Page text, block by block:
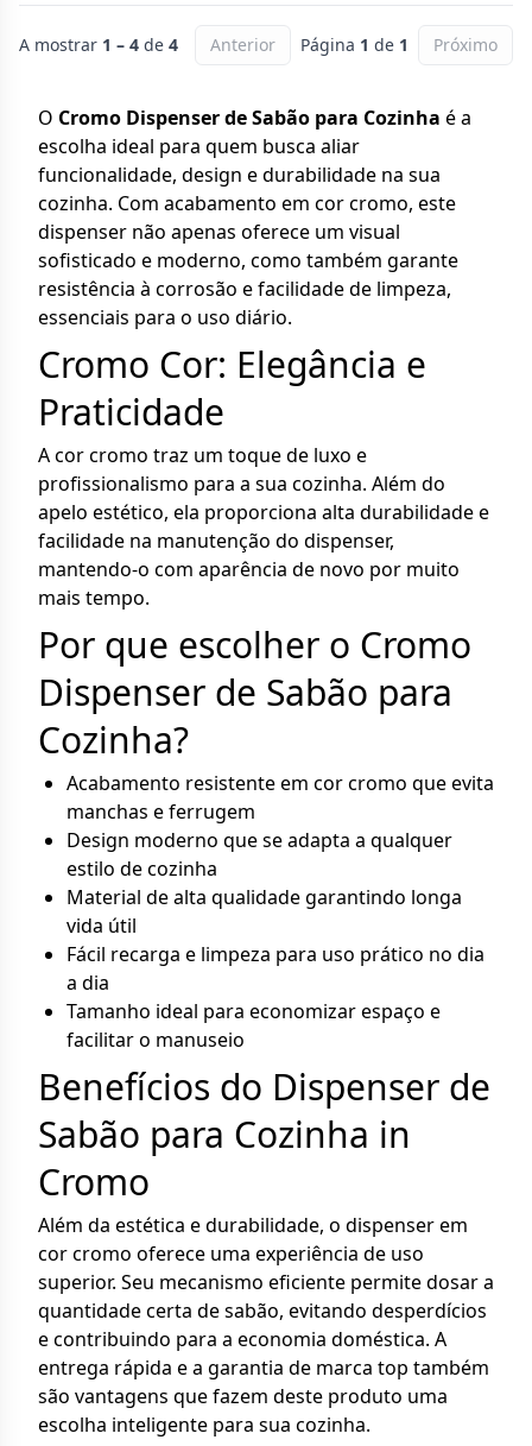
A mostrar 1 – 4 de 4 Anterior Página 1 de 1 Próximo
O Cromo Dispenser de Sabão para Cozinha é a
escolha ideal para quem busca aliar
funcionalidade, design e durabilidade na sua
cozinha. Com acabamento em cor cromo, este
dispenser não apenas oferece um visual
sofisticado e moderno, como também garante
resistência à corrosão e facilidade de limpeza,
essenciais para o uso diário.
Cromo Cor: Elegância e
Praticidade
A cor cromo traz um toque de luxo e
profissionalismo para a sua cozinha. Além do
apelo estético, ela proporciona alta durabilidade e
facilidade na manutenção do dispenser,
mantendo-o com aparência de novo por muito
mais tempo.
Por que escolher o Cromo
Dispenser de Sabão para
Cozinha?
Acabamento resistente em cor cromo que evita
manchas e ferrugem
Design moderno que se adapta a qualquer
estilo de cozinha
Material de alta qualidade garantindo longa
vida útil
Fácil recarga e limpeza para uso prático no dia
a dia
Tamanho ideal para economizar espaço e
facilitar o manuseio
Benefícios do Dispenser de
Sabão para Cozinha in
Cromo
Além da estética e durabilidade, o dispenser em
cor cromo oferece uma experiência de uso
superior. Seu mecanismo eficiente permite dosar a
quantidade certa de sabão, evitando desperdícios
e contribuindo para a economia doméstica. A
entrega rápida e a garantia de marca top também
são vantagens que fazem deste produto uma
escolha inteligente para sua cozinha.